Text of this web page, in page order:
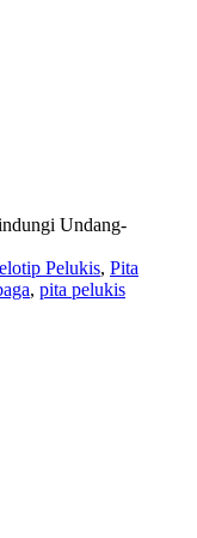
Undang-
Pelukis, Pita
, pita pelukis